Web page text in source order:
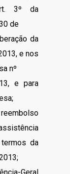
3º da
de
da
e nos
nº
e para
da